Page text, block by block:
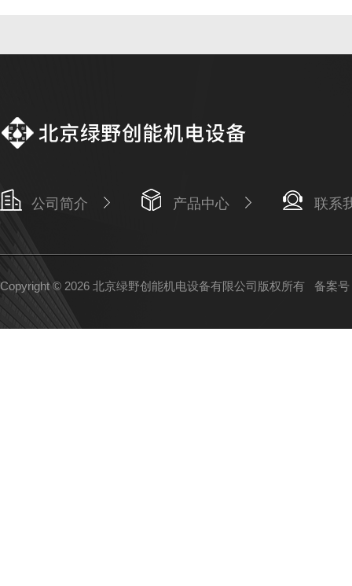
公司简介 产品中心 联系
Copyright © 2026 北京绿野创能机电设备有限公司版权所有 备案